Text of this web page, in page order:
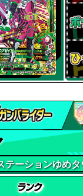
ヤ
テーションゆめ